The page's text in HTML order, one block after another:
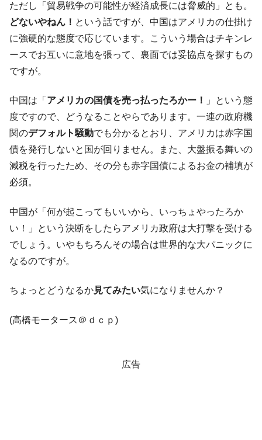
『Money1』
中国だけが鉄鋼輸出を異常増加させる ⇒ 中
国の過剰生産が世界を蝕む。
『Money1』
韓国製造業「半導体絶好調」のウラで他業
種は全般的「不調」⇒ PSIが示す現況は決して良くない。
『Money1』
『Money1』 韓国で猛暑。南東部では干ばつ
『Money1』
韓国型イージス搭載の次世代駆逐艦
「KDDX」1番艦、2032年竣工と公示
『Money1』
【対日本円】ウォン安が急進！ 日米の協調
に韓国がいっちょがみしたのでは。
1.9倍！
く空港に詰めかけ「出て行け！」「極右勢力」のプラカー
ドを掲げる「在韓反米勢力」
ータセンター整備」⇒ だから無理だってば。
『Money1』
JPモルガン「韓国レバレッジETFの清算は
ほぼ終わった」
ただし「貿易戦争の可能性が経済成長には脅威的」とも。
どないやねん！ という話ですが、中国はアメリカの仕掛け
に強硬的な態度で応じています。こういう場合はチキンレ
ースでお互いに意地を張って、裏面では妥協点を探すもの
ですが。
中国は「 アメリカの国債を売っ払ったろかー！
」という態
度ですので、どうなることやらであります。一連の政府機
関のデフォルト騒動でも分かるとおり、アメリカは赤字国
債を発行しないと国が回りません。また、大盤振る舞いの
減税を行ったため、その分も赤字国債によるお金の補填が
必須。
中国が「何が起こってもいいから、いっちょやったろか
い！」という決断をしたらアメリカ政府は大打撃を受ける
でしょう。いやもちろんその場合は世界的な大パニックに
なるのですが。
ちょっとどうなるか見てみたい気になりませんか？
(高橋モータース＠ｄｃｐ)
広告